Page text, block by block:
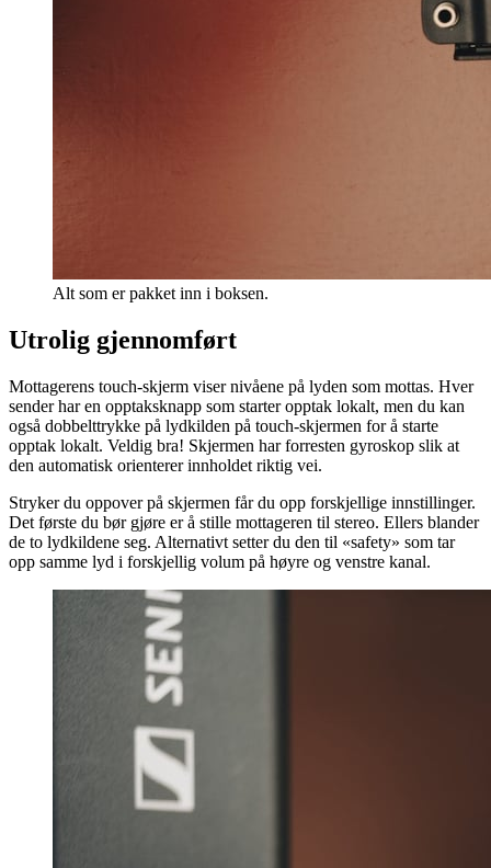
Alt som er pakket inn i boksen.
Utrolig gjennomført
Mottagerens touch-skjerm viser nivåene på lyden som mottas. Hver
sender har en opptaksknapp som starter opptak lokalt, men du kan
også dobbelttrykke på lydkilden på touch-skjermen for å starte
opptak lokalt. Veldig bra! Skjermen har forresten gyroskop slik at
den automatisk orienterer innholdet riktig vei.
Stryker du oppover på skjermen får du opp forskjellige innstillinger.
Det første du bør gjøre er å stille mottageren til stereo. Ellers blander
de to lydkildene seg. Alternativt setter du den til «safety» som tar
opp samme lyd i forskjellig volum på høyre og venstre kanal.